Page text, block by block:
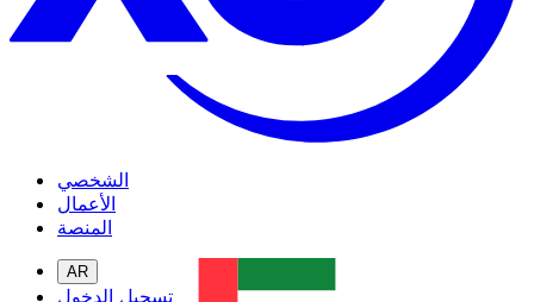
الشخصي
الأعمال
المنصة
AR
تسجيل الدخول